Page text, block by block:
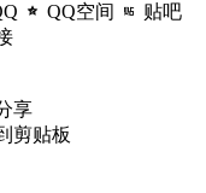
QQ空间 贴吧
享
剪贴板